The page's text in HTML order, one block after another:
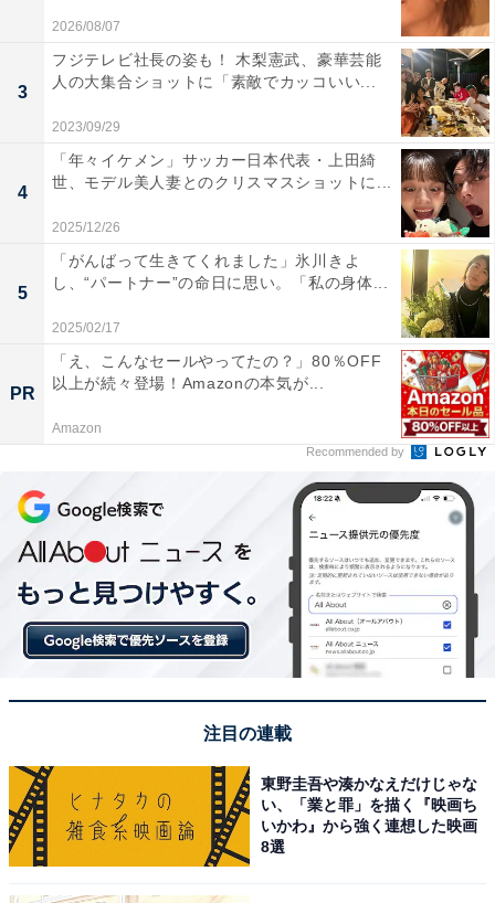
2026/08/07
3
フジテレビ社長の姿も！ 木梨憲武、豪華芸能
人の大集合ショットに「素敵でカッコいい...
2023/09/29
4
「年々イケメン」サッカー日本代表・上田綺
世、モデル美人妻とのクリスマスショットに...
2025/12/26
5
「がんばって生きてくれました」氷川きよ
し、“パートナー”の命日に思い。「私の身体...
2025/02/17
PR
「え、こんなセールやってたの？」80％OFF
以上が続々登場！Amazonの本気が...
Amazon
Recommended by
注目の連載
東野圭吾や湊かなえだけじゃな
い、「業と罪」を描く『映画ち
いかわ』から強く連想した映画
8選